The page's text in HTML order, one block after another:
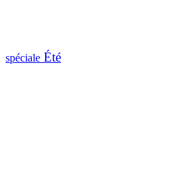
spéciale Été